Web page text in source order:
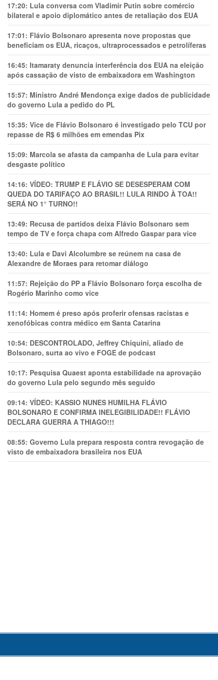
17:20: Lula conversa com Vladimir Putin sobre comércio
bilateral e apoio diplomático antes de retaliação dos EUA
17:01: Flávio Bolsonaro apresenta nove propostas que
beneficiam os EUA, ricaços, ultraprocessados e petrolíferas
16:45: Itamaraty denuncia interferência dos EUA na eleição
após cassação de visto de embaixadora em Washington
15:57: Ministro André Mendonça exige dados de publicidade
do governo Lula a pedido do PL
15:35: Vice de Flávio Bolsonaro é investigado pelo TCU por
repasse de R$ 6 milhões em emendas Pix
15:09: Marcola se afasta da campanha de Lula para evitar
desgaste político
14:16: VÍDEO: TRUMP E FLÁVIO SE DESESPERAM COM
QUEDA DO TARIFAÇO AO BRASIL!! LULA RINDO À TOA!!
SERÁ NO 1° TURNO!!
13:49: Recusa de partidos deixa Flávio Bolsonaro sem
tempo de TV e força chapa com Alfredo Gaspar para vice
13:40: Lula e Davi Alcolumbre se reúnem na casa de
Alexandre de Moraes para retomar diálogo
11:57: Rejeição do PP a Flávio Bolsonaro força escolha de
Rogério Marinho como vice
11:14: Homem é preso após proferir ofensas racistas e
xenofóbicas contra médico em Santa Catarina
10:54: DESCONTROLADO, Jeffrey Chiquini, aliado de
Bolsonaro, surta ao vivo e FOGE de podcast
10:17: Pesquisa Quaest aponta estabilidade na aprovação
do governo Lula pelo segundo mês seguido
09:14: VÍDEO: KASSIO NUNES HUMlLHA FLÁVIO
BOLSONARO E CONFIRMA INELEGIBILIDADE!! FLÁVIO
DECLARA GUERRA A THIAGO!!!
08:55: Governo Lula prepara resposta contra revogação de
visto de embaixadora brasileira nos EUA